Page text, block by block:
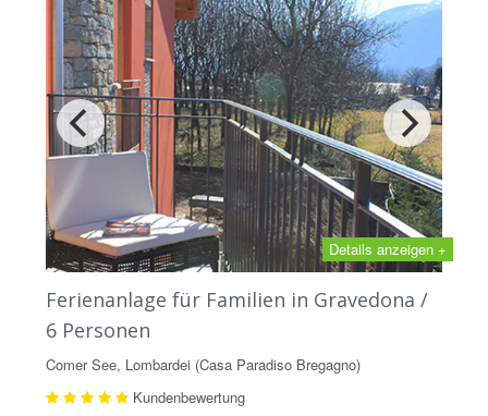
Details anzeigen +
Ferienanlage für Familien in Gravedona /
6 Personen
Comer See, Lombardei (Casa Paradiso Bregagno)
Kundenbewertung